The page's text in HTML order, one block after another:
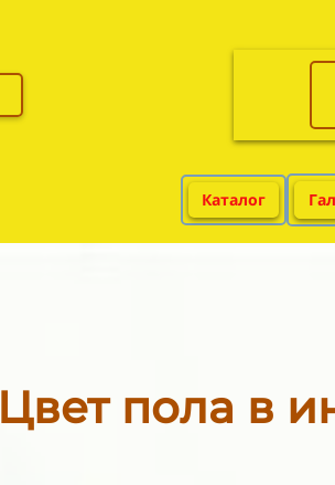
Каталог
Цвет пола в